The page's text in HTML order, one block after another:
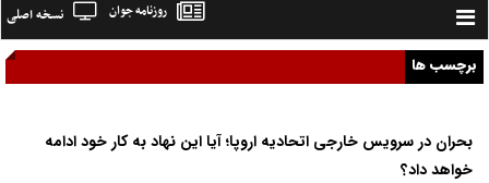
Toggle
navigation
نسخه اصلی روزنامه جوان
برچسب ها
بحران در سرویس خارجی اتحادیه اروپا؛ آیا این نهاد به کار خود ادامه
خواهد داد؟